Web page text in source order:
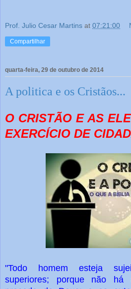
Prof. Julio Cesar Martins at 07:21:00
Compartilhar
quarta-feira, 29 de outubro de 2014
A politica e os Cristãos...
O CRISTÃO E AS
EXERCÍCIO DE
"Todo homem esteja
superiores; porque não há